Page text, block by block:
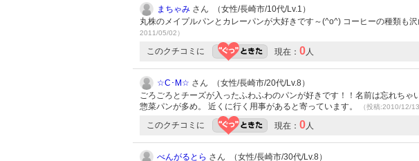
まちゃみ さん （女性/長崎市/10代/Lv.1）
丸株のメイプルパンとカレーパンが大好きです～(^o^) コーヒーの種類も
2011/05/02）
このクチコミに 現在： 0人
☆C･M☆ さん （女性/長崎市/20代/Lv.8）
ごろごろとチーズが入ったふわふわのパンが好きです！！名前は忘れちゃ
惣菜パンが多め。 近くに行く用事があると寄っています。
（投稿:2010/12/
このクチコミに 現在： 0人
べんがるとら さん （女性/長崎市/30代/Lv.8）